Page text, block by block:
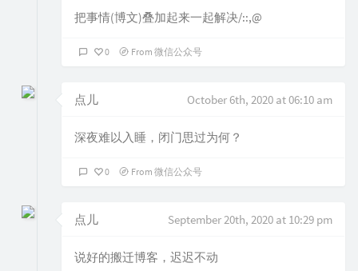
把事情(博文)叠加起来一起解决/::,@
0 From 微信公众号
点儿 October 6th, 2020 at 06:10 am
深夜难以入睡，闭门思过为何？
0 From 微信公众号
点儿 September 20th, 2020 at 10:29 pm
说好的搬迁博客，迟迟不动